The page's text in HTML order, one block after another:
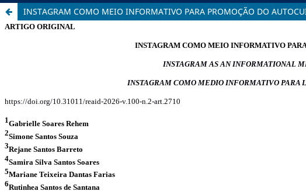
INSTAGRAM COMO MEIO INFORMATIVO PARA PROMOÇÃO DO